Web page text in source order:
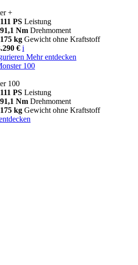
+
111 PS Leistung
91,1 Nm Drehmoment
175 kg Gewicht ohne Kraftstoff
€ i
Mehr entdecken
100
100
111 PS Leistung
91,1 Nm Drehmoment
175 kg Gewicht ohne Kraftstoff